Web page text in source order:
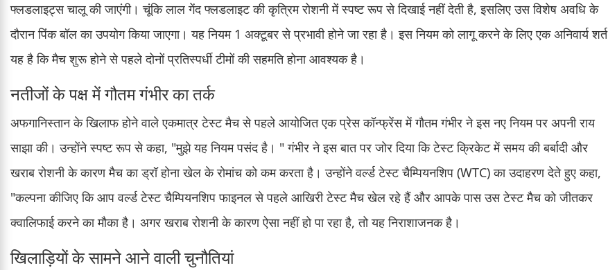
फ्लडलाइट्स चालू की जाएंगी। चूंकि लाल गेंद फ्लडलाइट की कृत्रिम रोशनी में स्पष्ट रूप से दिखाई नहीं देती है, इसलिए उस विशेष अवधि के
दौरान पिंक बॉल का उपयोग किया जाएगा। यह नियम 1 अक्टूबर से प्रभावी होने जा रहा है। इस नियम को लागू करने के लिए एक अनिवार्य शर्त
यह है कि मैच शुरू होने से पहले दोनों प्रतिस्पर्धी टीमों की सहमति होना आवश्यक है।
नतीजों के पक्ष में गौतम गंभीर का तर्क
अफगानिस्तान के खिलाफ होने वाले एकमात्र टेस्ट मैच से पहले आयोजित एक प्रेस कॉन्फ्रेंस में गौतम गंभीर ने इस नए नियम पर अपनी राय
साझा की। उन्होंने स्पष्ट रूप से कहा, "मुझे यह नियम पसंद है। " गंभीर ने इस बात पर जोर दिया कि टेस्ट क्रिकेट में समय की बर्बादी और
खराब रोशनी के कारण मैच का ड्रॉ होना खेल के रोमांच को कम करता है। उन्होंने वर्ल्ड टेस्ट चैम्पियनशिप (WTC) का उदाहरण देते हुए कहा,
"कल्पना कीजिए कि आप वर्ल्ड टेस्ट चैम्पियनशिप फाइनल से पहले आखिरी टेस्ट मैच खेल रहे हैं और आपके पास उस टेस्ट मैच को जीतकर
क्वालिफाई करने का मौका है। अगर खराब रोशनी के कारण ऐसा नहीं हो पा रहा है, तो यह निराशाजनक है।
खिलाड़ियों के सामने आने वाली चुनौतियां